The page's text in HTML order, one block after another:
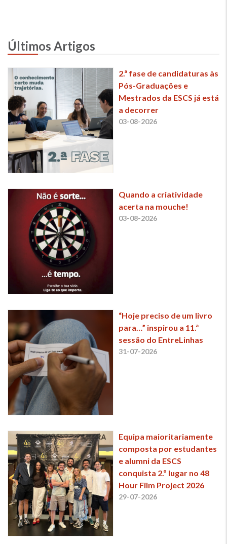
Últimos Artigos
2.ª fase de candidaturas às
Pós-Graduações e
Mestrados da ESCS já está
a decorrer
03-08-2026
Quando a criatividade
acerta na mouche!
03-08-2026
“Hoje preciso de um livro
para…” inspirou a 11.ª
sessão do EntreLinhas
31-07-2026
Equipa maioritariamente
composta por estudantes
e alumni da ESCS
conquista 2.º lugar no 48
Hour Film Project 2026
29-07-2026